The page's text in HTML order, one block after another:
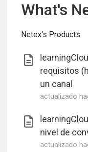
What's
Netex's Products
requisitos
un canal
actualizado
nivel de
actualizado